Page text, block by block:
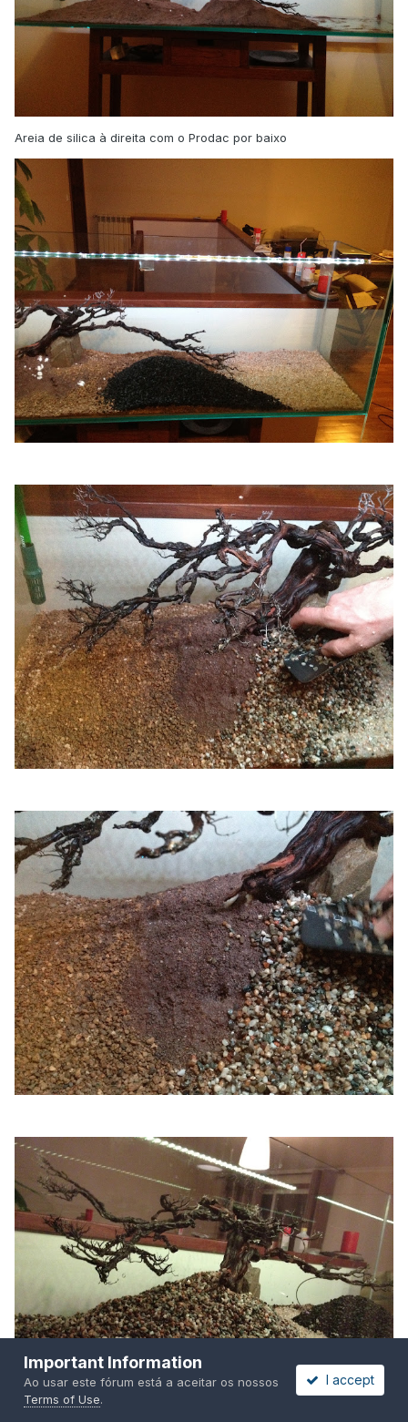
Areia de silica à direita com o Prodac por baixo
Important Information
Ao usar este fórum está a aceitar os nossos
Terms of Use.
I accept